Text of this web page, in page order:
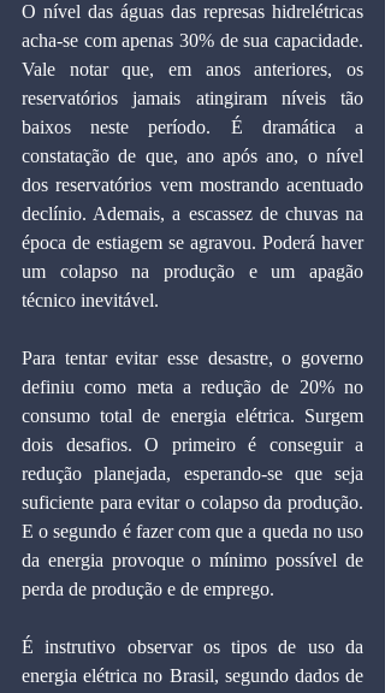
O nível das águas das represas hidrelétricas
acha-se com apenas 30% de sua capacidade.
Vale notar que, em anos anteriores, os
reservatórios jamais atingiram níveis tão
baixos neste período. É dramática a
constatação de que, ano após ano, o nível
dos reservatórios vem mostrando acentuado
declínio. Ademais, a escassez de chuvas na
época de estiagem se agravou. Poderá haver
um colapso na produção e um apagão
técnico inevitável.
Para tentar evitar esse desastre, o governo
definiu como meta a redução de 20% no
consumo total de energia elétrica. Surgem
dois desafios. O primeiro é conseguir a
redução planejada, esperando-se que seja
suficiente para evitar o colapso da produção.
E o segundo é fazer com que a queda no uso
da energia provoque o mínimo possível de
perda de produção e de emprego.
É instrutivo observar os tipos de uso da
energia elétrica no Brasil, segundo dados de